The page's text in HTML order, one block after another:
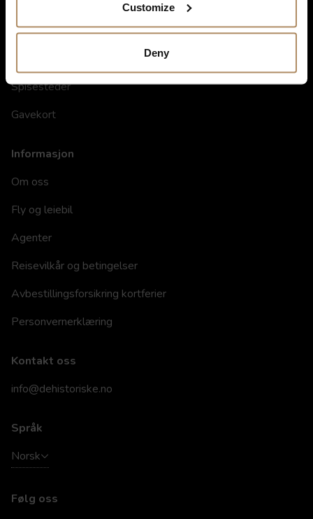
Customize
Deny
Snarveier
Spisesteder
Gavekort
Informasjon
Om oss
Fly og leiebil
Agenter
Reisevilkår og betingelser
Avbestillingsforsikring kortferier
Personvernerklæring
Kontakt oss
info@dehistoriske.no
Språk
Norsk
Følg oss